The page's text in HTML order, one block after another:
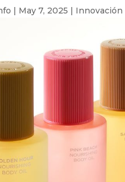
| May 7, 2025 | Innovación